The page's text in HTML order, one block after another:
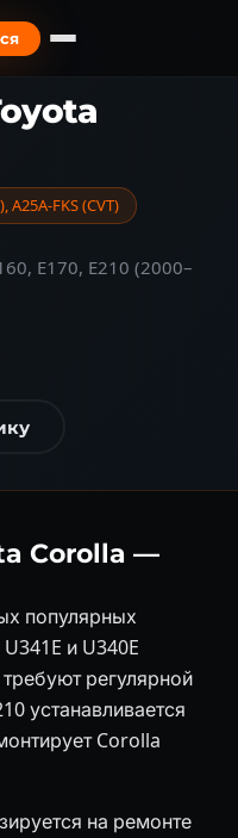
› Corolla
A25A-FKS (CVT)
E170, E210 (2000–
Corolla —
популярных
и U340E
регулярной
устанавливается
Corolla
на ремонте